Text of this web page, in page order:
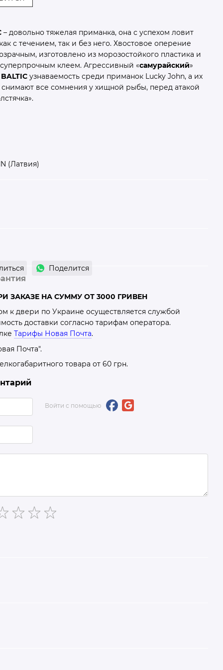
– довольно тяжелая приманка, она с успехом ловит
с течением, так и без него. Хвостовое оперение
изготовлено из морозостойкого пластика и
клеем. Агрессивный «самурайский»
BALTIC узнаваемость среди приманок Lucky John, а их
снимают все сомнения у хищной рыбы, перед атакой
(Латвия)
Поделится
ЗАКАЗЕ НА СУММУ ОТ 3000 ГРИВЕН
к двери по Украине осуществляется службой
доставки согласно тарифам оператора.
Тарифы Новая Почта.
Почта".
товара от 60 грн.
Войти с помощью